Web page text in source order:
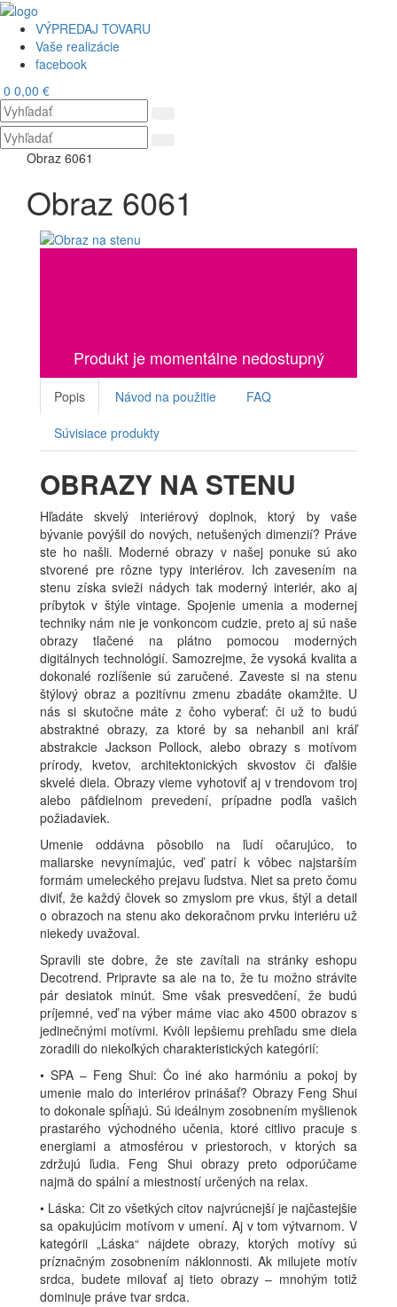
VÝPREDAJ TOVARU
Vaše realizácie
facebook
0 0,00 €
Obraz 6061
Obraz 6061
Produkt je momentálne nedostupný
Popis Návod na použitie FAQ
Súvisiace produkty
OBRAZY NA STENU
Hľadáte skvelý interiérový doplnok, ktorý by vaše
bývanie povýšil do nových, netušených dimenzií? Práve
ste ho našli. Moderné obrazy v našej ponuke sú ako
stvorené pre rôzne typy interiérov. Ich zavesením na
stenu získa svieži nádych tak moderný interiér, ako aj
príbytok v štýle vintage. Spojenie umenia a modernej
techniky nám nie je vonkoncom cudzie, preto aj sú naše
obrazy tlačené na plátno pomocou moderných
digitálnych technológií. Samozrejme, že vysoká kvalita a
dokonalé rozlíšenie sú zaručené. Zaveste si na stenu
štýlový obraz a pozitívnu zmenu zbadáte okamžite. U
nás si skutočne máte z čoho vyberať: či už to budú
abstraktné obrazy, za ktoré by sa nehanbil ani kráľ
abstrakcie Jackson Pollock, alebo obrazy s motívom
prírody, kvetov, architektonických skvostov či ďalšie
skvelé diela. Obrazy vieme vyhotoviť aj v trendovom troj
alebo päťdielnom prevedení, prípadne podľa vašich
požiadaviek.
Umenie oddávna pôsobilo na ľudí očarujúco, to
maliarske nevynímajúc, veď patrí k vôbec najstarším
formám umeleckého prejavu ľudstva. Niet sa preto čomu
diviť, že každý človek so zmyslom pre vkus, štýl a detail
o obrazoch na stenu ako dekoračnom prvku interiéru už
niekedy uvažoval.
Spravili ste dobre, že ste zavítali na stránky eshopu
Decotrend. Pripravte sa ale na to, že tu možno strávite
pár desiatok minút. Sme však presvedčení, že budú
príjemné, veď na výber máme viac ako 4500 obrazov s
jedinečnými motívmi. Kvôli lepšiemu prehľadu sme diela
zoradili do niekoľkých charakteristických kategórií:
• SPA – Feng Shui: Čo iné ako harmóniu a pokoj by
umenie malo do interiérov prinášať? Obrazy Feng Shui
to dokonale spĺňajú. Sú ideálnym zosobnením myšlienok
prastarého východného učenia, ktoré citlivo pracuje s
energiami a atmosférou v priestoroch, v ktorých sa
zdržujú ľudia. Feng Shui obrazy preto odporúčame
najmä do spální a miestností určených na relax.
• Láska: Cit zo všetkých citov najvrúcnejší je najčastejšie
sa opakujúcim motívom v umení. Aj v tom výtvarnom. V
kategórii „Láska“ nájdete obrazy, ktorých motívy sú
príznačným zosobnením náklonnosti. Ak milujete motív
srdca, budete milovať aj tieto obrazy – mnohým totiž
dominuje práve tvar srdca.